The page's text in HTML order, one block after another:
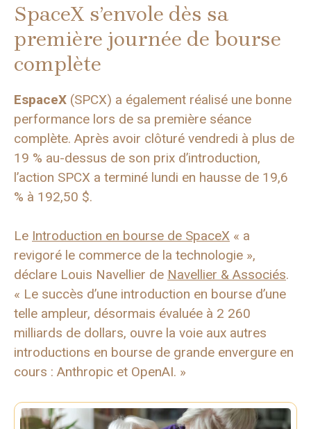
SpaceX s’envole dès sa
première journée de bourse
complète
EspaceX (SPCX) a également réalisé une bonne
performance lors de sa première séance
complète. Après avoir clôturé vendredi à plus de
19 % au-dessus de son prix d’introduction,
l’action SPCX a terminé lundi en hausse de 19,6
% à 192,50 $.
Le Introduction en bourse de SpaceX « a
revigoré le commerce de la technologie »,
déclare Louis Navellier de Navellier & Associés.
« Le succès d’une introduction en bourse d’une
telle ampleur, désormais évaluée à 2 260
milliards de dollars, ouvre la voie aux autres
introductions en bourse de grande envergure en
cours : Anthropic et OpenAI. »